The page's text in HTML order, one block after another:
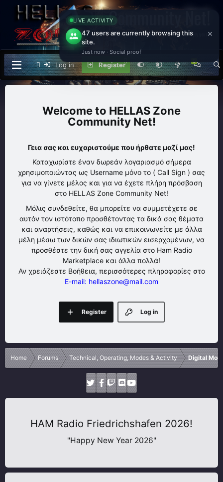
Community Net!
Welcome to Ham Radio Community Forum Enjoy your
Stay!
Log in Register
HELLAS Zone
Community Net!
Γεια σας και ευχαριστούμε που ήρθατε μαζί μας!
Καταχωρίστε έναν δωρεάν λογαριασμό σήμερα
χρησιμοποιώντας ως Username μόνο το ( Call Sign ) σας
για να γίνετε μέλος και για να έχετε πλήρη πρόσβαση
στο HELLAS Zone Community Net!
Μόλις συνδεθείτε, θα μπορείτε να συμμετέχετε σε
αυτόν τον ιστότοπο προσθέτοντας τα δικά σας θέματα
και αναρτήσεις, καθώς και να επικοινωνείτε με άλλα
μέλη μέσω των δικών σας ιδιωτικών εισερχομένων, να
προσθέστε την δική σας αγγελία στο Ham Radio
Marketplace και άλλα πολλά!
Αν χρειάζεστε Βοήθεια, περισσότερες πληροφορίες στο
E-mail: hellaszone@mail.com
Log in
Register
Home Forums Technical, Operating, Modes & Activity Digital
HAM Radio Friedrichshafen 2026!
"Happy New Year 2026"